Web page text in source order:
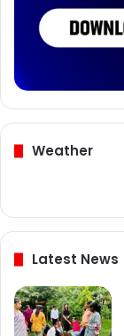
Weather
Latest News